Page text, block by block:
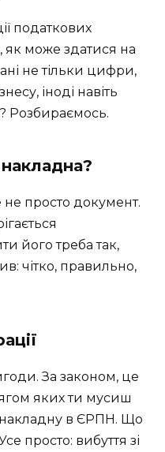
податкових
як може здатися на
не тільки цифри,
іноді навіть
Розбираємось.
просто документ.
його треба так,
чітко, правильно,
За законом, це
яких ти мусиш
накладну в ЄРПН. Що
просто: вибуття зі